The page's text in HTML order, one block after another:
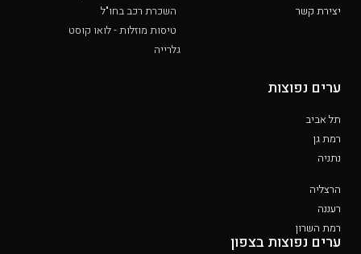
יצירת קשר
השכרת רכב בחו"ל
טיסות מוזלות - לואו קוסט
גלרייה
ערים נפוצות
תל אביב
רמת גן
נתניה
הרצליה
רעננה
רמת השרון
ערים נפוצות בצפון